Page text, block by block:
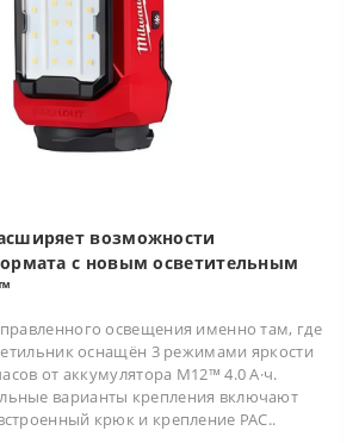
возможности
с новым осветительным
освещения именно там, где
оснащён 3 режимами яркости
от аккумулятора M12™ 4.0 А·ч.
варианты крепления включают
крюк и крепление PAC..